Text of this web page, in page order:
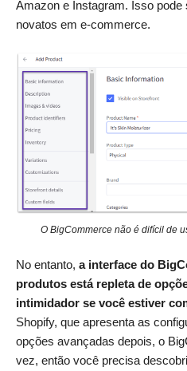
Amazon e Instagram. Isso pode
novatos em e-commerce.
O BigCommerce não é difícil de
No entanto, a interface do
produtos está repleta de
intimidador se você estiver
Shopify, que apresenta as
opções avançadas depois, o
vez, então você precisa